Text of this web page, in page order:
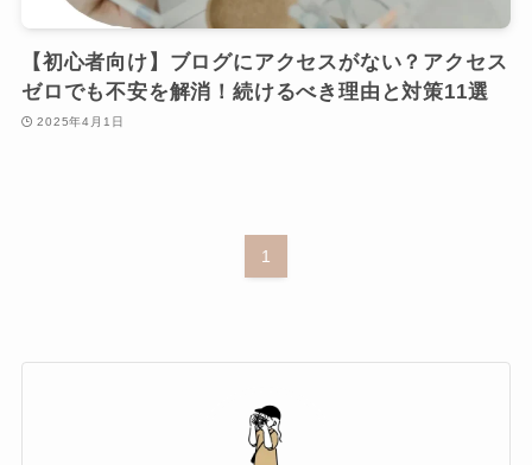
【初心者向け】ブログにアクセスがない？アクセス
ゼロでも不安を解消！続けるべき理由と対策11選
2025年4月1日
1